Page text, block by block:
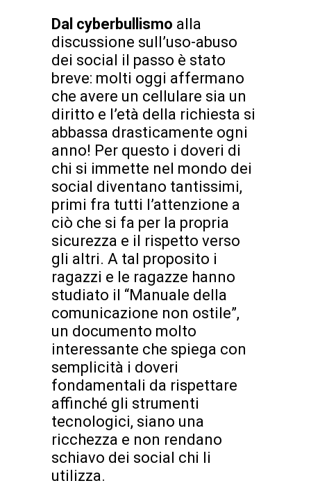
Dal cyberbullismo alla
discussione sull’uso-abuso
dei social il passo è stato
breve: molti oggi affermano
che avere un cellulare sia un
diritto e l’età della richiesta si
abbassa drasticamente ogni
anno! Per questo i doveri di
chi si immette nel mondo dei
social diventano tantissimi,
primi fra tutti l’attenzione a
ciò che si fa per la propria
sicurezza e il rispetto verso
gli altri. A tal proposito i
ragazzi e le ragazze hanno
studiato il “Manuale della
comunicazione non ostile”,
un documento molto
interessante che spiega con
semplicità i doveri
fondamentali da rispettare
affinché gli strumenti
tecnologici, siano una
ricchezza e non rendano
schiavo dei social chi li
utilizza.